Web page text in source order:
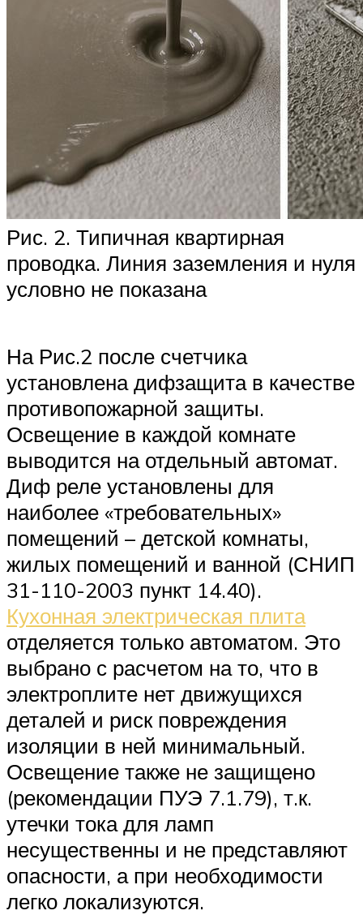
Рис. 2. Типичная квартирная
проводка. Линия заземления и нуля
условно не показана
На Рис.2 после счетчика
установлена дифзащита в качестве
противопожарной защиты.
Освещение в каждой комнате
выводится на отдельный автомат.
Диф реле установлены для
наиболее «требовательных»
помещений – детской комнаты,
жилых помещений и ванной (СНИП
31-110-2003 пункт 14.40).
Кухонная электрическая плита
отделяется только автоматом. Это
выбрано с расчетом на то, что в
электроплите нет движущихся
деталей и риск повреждения
изоляции в ней минимальный.
Освещение также не защищено
(рекомендации ПУЭ 7.1.79), т.к.
утечки тока для ламп
несущественны и не представляют
опасности, а при необходимости
легко локализуются.